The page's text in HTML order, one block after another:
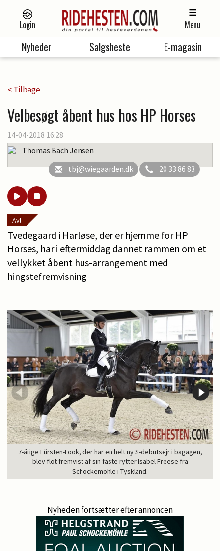
Login Menu
Nyheder Salgsheste E-magasin
< Tilbage
Velbesøgt åbent hus hos HP Horses
14-04-2018 16:28
Thomas Bach Jensen
tbj@wiegaarden.dk
20 33 86 83
Avl
Tvedegaard i Harløse, der er hjemme for HP
Horses, har i eftermiddag dannet rammen om et
vellykket åbent hus-arrangement med
hingstefremvisning
7-årige Fürsten-Look, der har en helt ny S-debutsejr i bagagen,
blev flot fremvist af sin faste rytter Isabel Freese fra
Schockemöhle i Tyskland.
Nyheden fortsætter efter annoncen